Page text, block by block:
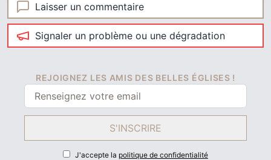
Laisser un commentaire
Signaler un problème ou une dégradation
REJOIGNEZ LES AMIS DES BELLES ÉGLISES !
S'INSCRIRE
J'accepte la politique de confidentialité